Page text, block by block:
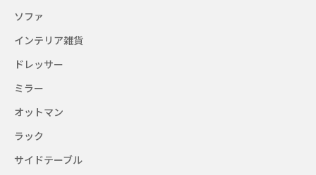
ソファ
インテリア雑貨
ドレッサー
ミラー
オットマン
ラック
サイドテーブル